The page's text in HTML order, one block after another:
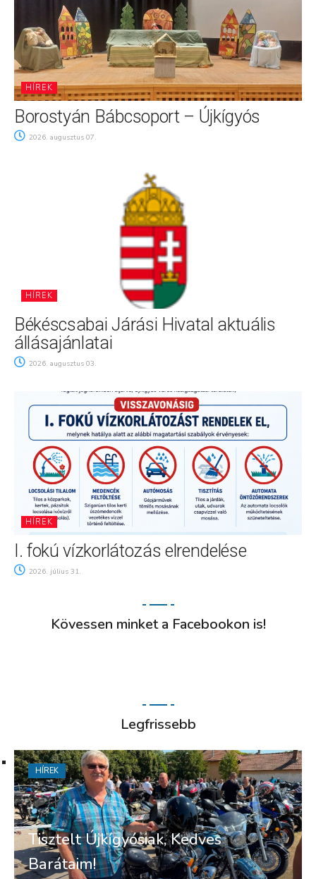
HÍREK
Borostyán Bábcsoport – Újkígyós
2026. augusztus 07.
HÍREK
Békéscsabai Járási Hivatal aktuális
állásajánlatai
2026. augusztus 03.
HÍREK
I. fokú vízkorlátozás elrendelése
2026. július 31.
Kövessen minket a Facebookon is!
Legfrissebb
Tisztelt Újkígyósiak, Kedves
Barátaim!
HÍREK